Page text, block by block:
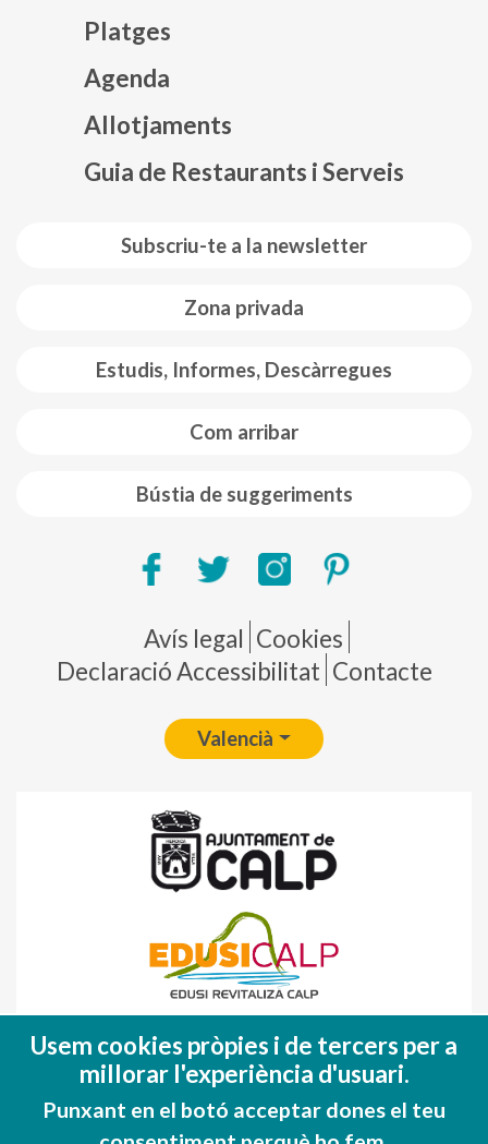
Subscriu-te a la newsletter
Zona privada
Estudis, Informes, Descàrregues
Com arribar
Bústia de suggeriments
Platges
Agenda
Allotjaments
Guia de Restaurants i Serveis
Pie de página
Avís legal Cookies
Declaració Accessibilitat Contacte
Valencià
(FEDER)
Una manera de hacer EUROPA
Usem cookies pròpies i de tercers per a
millorar l'experiència d'usuari.
Punxant en el botó acceptar dones el teu